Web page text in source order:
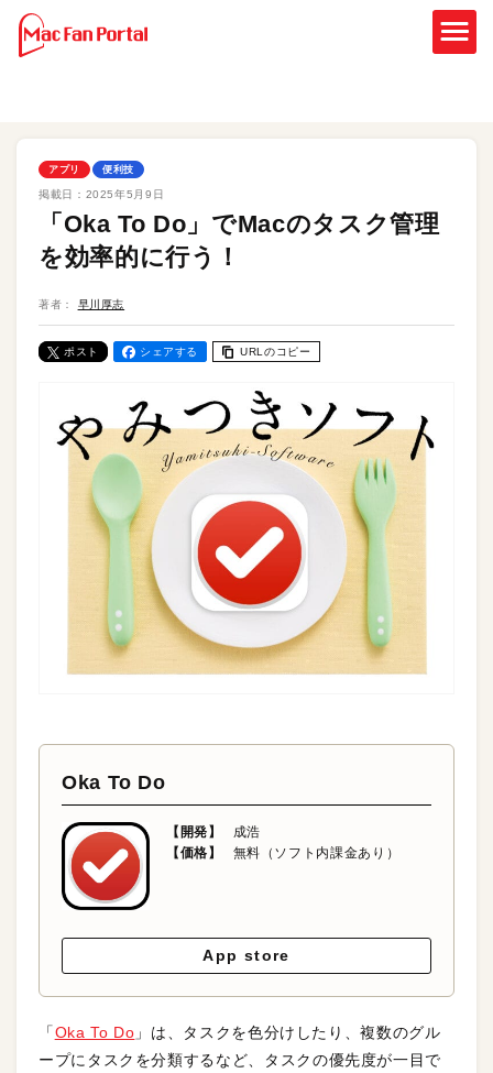
アプリ 便利技
掲載日： 2025年5月9日
「Oka To Do」でMacのタスク管理
を効率的に行う！
著者： 早川厚志
ポスト シェアする URLのコピー
Oka To Do
【開発】
成浩
【価格】
無料（ソフト内課金あり）
App store
「Oka To Do 」は、タスクを色分けしたり、複数のグル
ープにタスクを分類するなど、タスクの優先度が一目で